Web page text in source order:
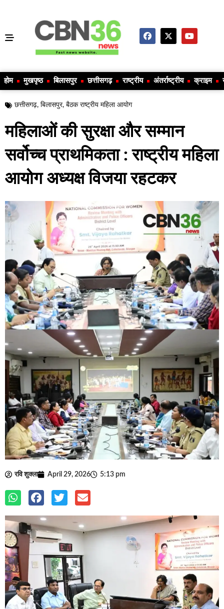
होम मुखपृष्ठ बिलासपुर छत्तीसगढ़ राष्ट्रीय अंतर्राष्ट्रीय क्राइम
छत्तीसगढ़, बिलासपुर, बैठक राष्ट्रीय महिला आयोग
महिलाओं की सुरक्षा और सम्मान
सर्वोच्च प्राथमिकता : राष्ट्रीय महिला
आयोग अध्यक्ष विजया रहटकर
रवि शुक्ला April 29, 2026 5:13 pm